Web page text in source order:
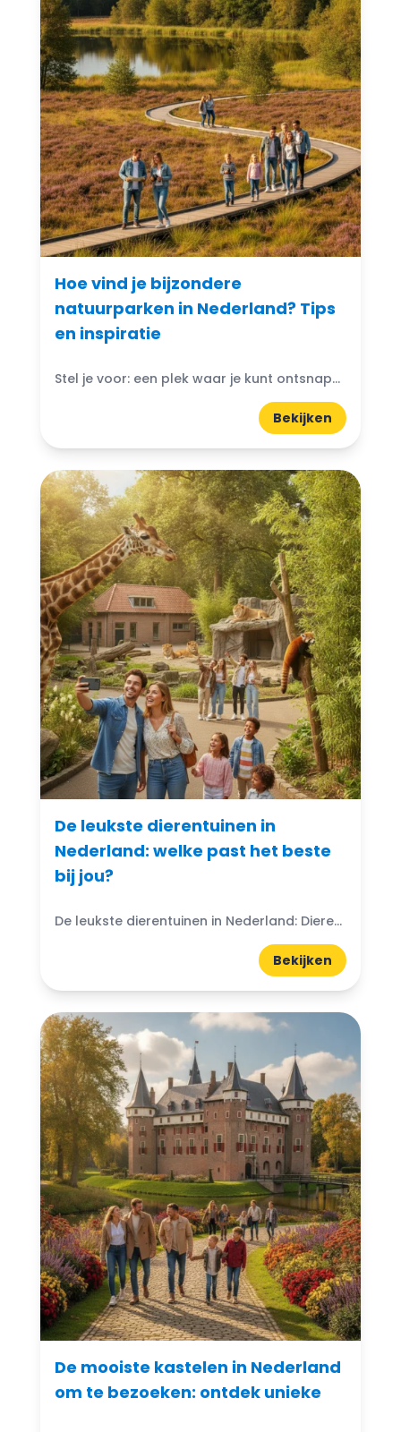
Hoe vind je bijzondere
natuurparken in Nederland? Tips
en inspiratie
Stel je voor: een plek waar je kunt ontsnappen aan de drukte van het dagelijks leven en je onderdompelen in de schoonheid van de natuur. Bijzondere natuurparken in Nederland bieden...
Bekijken
De leukste dierentuinen in
Nederland: welke past het beste
bij jou?
De leukste dierentuinen in Nederland: Dierentuinen in Nederland zijn echte trekpleisters voor jong en oud. Ze bieden niet alleen de kans om exotische dieren van dichtbij te zien, maar ook...
Bekijken
De mooiste kastelen in Nederland
om te bezoeken: ontdek unieke